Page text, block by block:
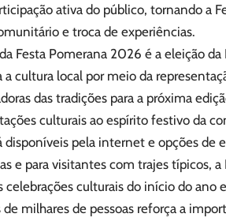
ativa do público, tornando a
e troca de experiências.
Festa Pomerana 2026 é a eleição
cultura local por meio da
das tradições para a próxima
culturais ao espírito festivo da
disponíveis pela internet e opções de
e para visitantes com trajes típicos,
celebrações culturais do início do ano
de milhares de pessoas reforça a